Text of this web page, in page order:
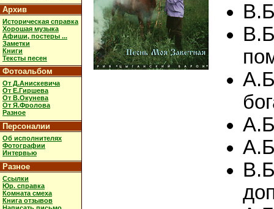
Архив
Историческая справка
Хорошая музыка
Афиши, постеры ...
Заметки
Книги
Тексты песен
Фотоальбом
От Д.Анискевича
От Е.Гиршева
От В.Окунева
От Я.Фролова
Разное
Персоналии
Об исполнителях
Фотографии
Интервью
Разное
Ссылки
Юр. справка
Комната смеха
Книга отзывов